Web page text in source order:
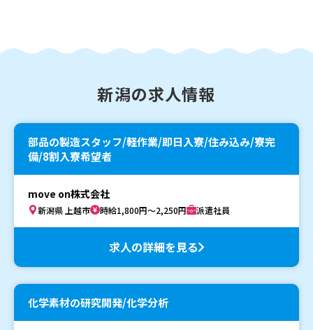
新潟の求人情報
部品の製造スタッフ/軽作業/即日入寮/住み込み/寮完
備/8割入寮希望者
move on株式会社
新潟県 上越市 時給1,800円～2,250円 派遣社員
求人の詳細を見る
化学素材の研究開発/化学分析